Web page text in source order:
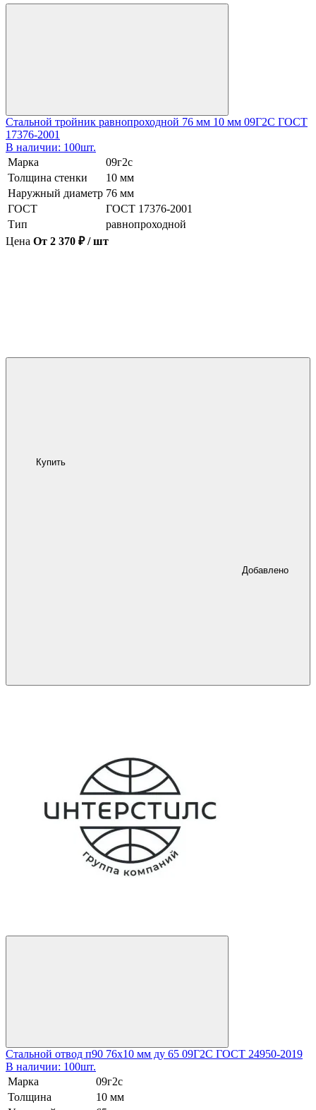
Стальной тройник равнопроходной 76 мм 10 мм 09Г2С ГОСТ
17376-2001
В наличии: 100шт.
Марка
09г2с
Толщина стенки
10 мм
Наружный диаметр 76 мм
ГОСТ
ГОСТ 17376-2001
Тип
равнопроходной
Цена От 2 370 ₽ / шт
Купить
Добавлено
Стальной отвод п90 76х10 мм ду 65 09Г2С ГОСТ 24950-2019
В наличии: 100шт.
Марка
09г2с
Толщина
10 мм